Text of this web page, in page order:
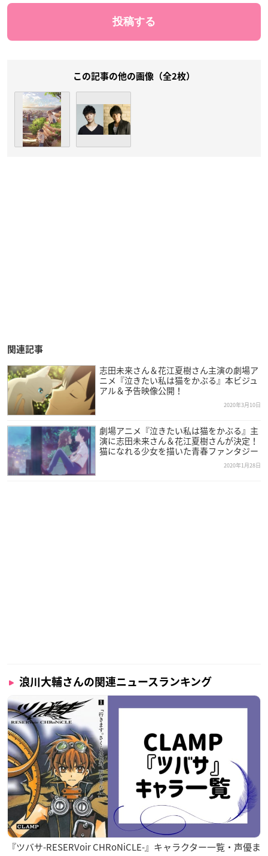
この記事の他の画像（全2枚）
関連記事
志田未来さん＆花江夏樹さん主演の劇場ア
ニメ『泣きたい私は猫をかぶる』本ビジュ
アル＆予告映像公開！
2020年3月10日
劇場アニメ『泣きたい私は猫をかぶる』主
演に志田未来さん＆花江夏樹さんが決定！
猫になれる少女を描いた青春ファンタジー
2020年1月28日
浪川大輔さんの関連ニュースランキング
『ツバサ-RESERVoir CHRoNiCLE-』キャラクター一覧・声優ま